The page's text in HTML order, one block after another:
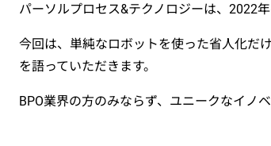
パーソルプロセス&テクノロジーは、2022
今回は、単純なロボットを使った省人化だ
を語っていただきます。
BPO業界の方のみならず、ユニークなイノ